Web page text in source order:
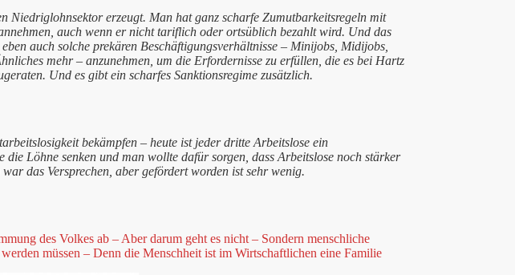
Niedriglohnsektor erzeugt. Man hat ganz scharfe Zumutbarkeitsregeln mit
auch wenn er nicht tariflich oder ortsüblich bezahlt wird. Und das
auch solche prekären Beschäftigungsverhältnisse – Minijobs, Midijobs,
mehr – anzunehmen, um die Erfordernisse zu erfüllen, die es bei Hartz
Und es gibt ein scharfes Sanktionsregime zusätzlich.
bekämpfen – heute ist jeder dritte Arbeitslose ein
Löhne senken und man wollte dafür sorgen, dass Arbeitslose noch stärker
das Versprechen, aber gefördert worden ist sehr wenig.
des Volkes ab – Aber darum geht es nicht – Sondern menschliche
müssen – Denn die Menschheit ist im Wirtschaftlichen eine Familie